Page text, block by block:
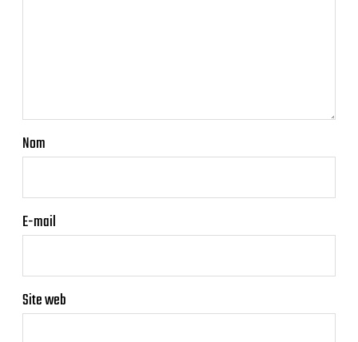
Nom
E-mail
Site web